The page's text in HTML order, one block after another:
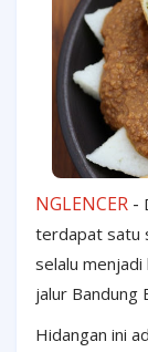
NGLENCER -
terdapat satu
selalu
jalur Bandung
Hidangan ini